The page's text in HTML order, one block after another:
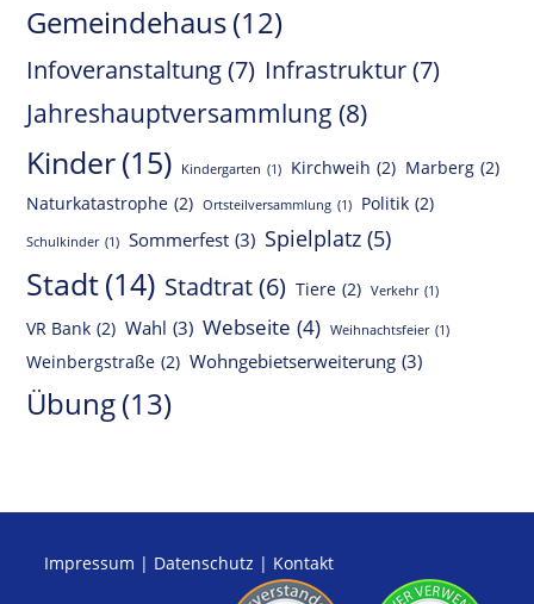
Gemeindehaus(12)
Infoveranstaltung(7) Infrastruktur(7)
Jahreshauptversammlung (8)
Kinder(15) Kindergarten (1) Kirchweih (2) Marberg (2)
Naturkatastrophe (2) Ortsteilversammlung (1) Politik (2)
Schulkinder (1) Sommerfest (3) Spielplatz (5)
Stadt(14) Stadtrat (6) Tiere (2) Verkehr (1)
VR Bank (2) Wahl (3) Webseite (4) Weihnachtsfeier (1)
Weinbergstraße (2) Wohngebietserweiterung (3)
Übung(13)
Impressum | Datenschutz | Kontakt